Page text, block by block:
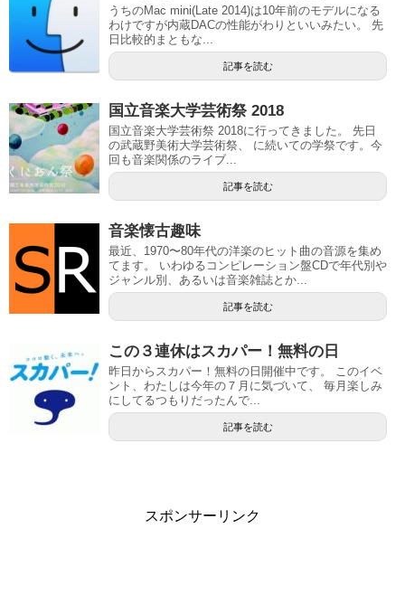
うちのMac mini(Late 2014)は10年前のモデルになる
わけですが内蔵DACの性能がわりといいみたい。 先
日比較的まともな...
記事を読む
国立音楽大学芸術祭 2018
国立音楽大学芸術祭 2018に行ってきました。 先日
の武蔵野美術大学芸術祭、 に続いての学祭です。今
回も音楽関係のライブ...
記事を読む
音楽懐古趣味
最近、1970〜80年代の洋楽のヒット曲の音源を集め
てます。 いわゆるコンピレーション盤CDで年代別や
ジャンル別、あるいは音楽雑誌とか...
記事を読む
この３連休はスカパー！無料の日
昨日からスカパー！無料の日開催中です。 このイベ
ント、わたしは今年の７月に気づいて、 毎月楽しみ
にしてるつもりだったんで...
記事を読む
スポンサーリンク